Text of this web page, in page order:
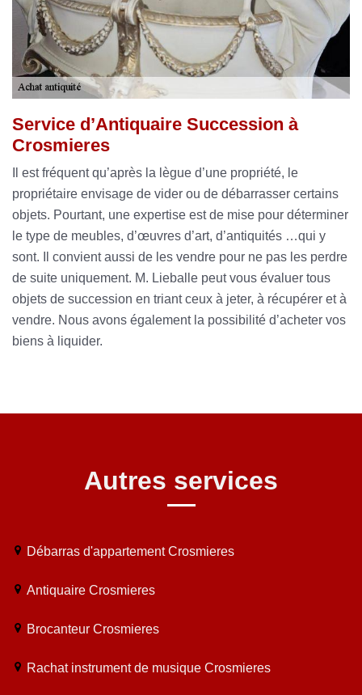
Service d’Antiquaire Succession à
Crosmieres
Il est fréquent qu’après la lègue d’une propriété, le
propriétaire envisage de vider ou de débarrasser certains
objets. Pourtant, une expertise est de mise pour déterminer
le type de meubles, d’œuvres d’art, d’antiquités …qui y
sont. Il convient aussi de les vendre pour ne pas les perdre
de suite uniquement. M. Lieballe peut vous évaluer tous
objets de succession en triant ceux à jeter, à récupérer et à
vendre. Nous avons également la possibilité d’acheter vos
biens à liquider.
Autres services
Débarras d'appartement Crosmieres
Antiquaire Crosmieres
Brocanteur Crosmieres
Rachat instrument de musique Crosmieres